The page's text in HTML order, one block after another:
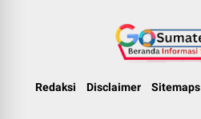
Redaksi Disclaimer Sitemaps